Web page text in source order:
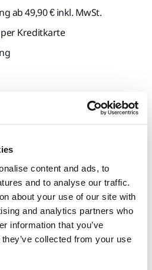
content and ads, to
and to analyse our traffic.
about your use of our site with
and analytics partners who
information that you’ve
collected from your use
ab 49,90 € inkl. MwSt.
Kreditkarte
110 mm
110 mm